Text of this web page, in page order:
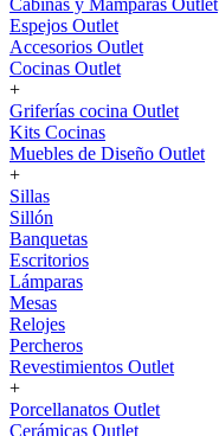
Cabinas y Mamparas Outlet
Espejos Outlet
Accesorios Outlet
Cocinas Outlet
+
Griferías cocina Outlet
Kits Cocinas
Muebles de Diseño Outlet
+
Sillas
Sillón
Banquetas
Escritorios
Lámparas
Mesas
Relojes
Percheros
Revestimientos Outlet
+
Porcellanatos Outlet
Cerámicas Outlet